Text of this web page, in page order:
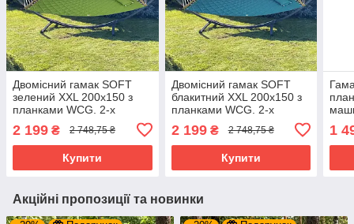
Двомісний гамак SOFT
зелений XXL 200x150 з
планками WCG. 2-х
місцевий. Сімейний гамак
2 199 ₴ 2 748,75 ₴
Купити
Двомісний гамак SOFT
блакитний XXL 200x150 з
планками WCG. 2-х
місцевий. Сімейний гамак
2 199₴ 2 748,75 ₴
Купити
1
Акційні пропозиції та новинки